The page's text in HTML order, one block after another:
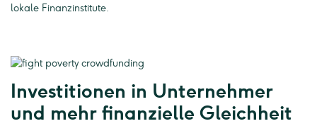
lokale Finanzinstitute.
Investitionen in Unternehmer
und mehr finanzielle Gleichheit